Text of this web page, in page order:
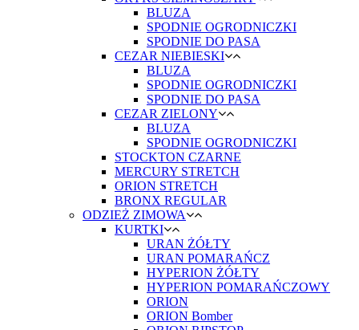
BLUZA
SPODNIE OGRODNICZKI
SPODNIE DO PASA
CEZAR NIEBIESKI
BLUZA
SPODNIE OGRODNICZKI
SPODNIE DO PASA
CEZAR ZIELONY
BLUZA
SPODNIE OGRODNICZKI
STOCKTON CZARNE
MERCURY STRETCH
ORION STRETCH
BRONX REGULAR
ODZIEŻ ZIMOWA
KURTKI
URAN ŻÓŁTY
URAN POMARAŃCZ
HYPERION ŻÓŁTY
HYPERION POMARAŃCZOWY
ORION
ORION Bomber